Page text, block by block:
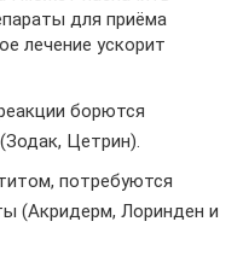
для приёма
лечение ускорит
борются
Цетрин).
потребуются
(Акридерм, Лоринден и